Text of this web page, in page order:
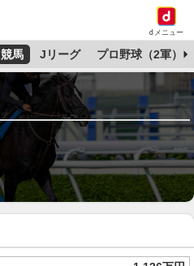
dメニュー
競馬 Jリーグ プロ野球（2軍）